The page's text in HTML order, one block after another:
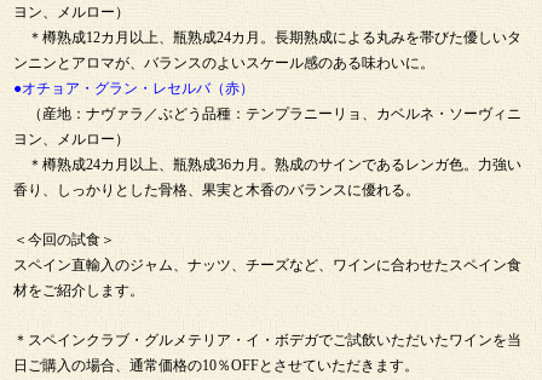
ヨン、メルロー）
＊樽熟成12カ月以上、瓶熟成24カ月。長期熟成による丸みを帯びた優しいタ
ンニンとアロマが、バランスのよいスケール感のある味わいに。
●オチョア・グラン・レセルバ（赤）
（産地：ナヴァラ／ぶどう品種：テンプラニーリョ、カベルネ・ソーヴィニ
ヨン、メルロー）
＊樽熟成24カ月以上、瓶熟成36カ月。熟成のサインであるレンガ色。力強い
香り、しっかりとした骨格、果実と木香のバランスに優れる。
＜今回の試食＞
スペイン直輸入のジャム、ナッツ、チーズなど、ワインに合わせたスペイン食
材をご紹介します。
＊スペインクラブ・グルメテリア・イ・ボデガでご試飲いただいたワインを当
日ご購入の場合、通常価格の10％OFFとさせていただきます。